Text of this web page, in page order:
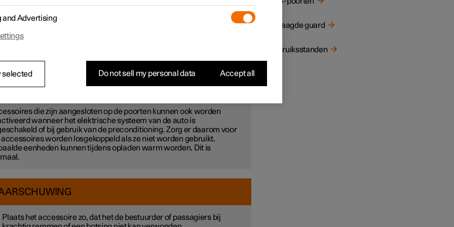
poorten kunnen worden gebruikt voor het laden van bijvoorbeeld een
of een tablet.
nog ca. 10 minuten actief.
die zijn aangesloten op de poorten kunnen ook worden
wanneer het elektrische systeem van de auto is
of bij gebruik van de preconditioning. Zorg er daarom voor
worden losgekoppeld als ze niet worden gebruikt.
eenheden kunnen tijdens opladen warm worden. Dit is
Plaats het accessoire zo, dat het de bestuurder of passagiers bij
Verlaagde guard
Gebruiksstanden
and Advertising
selected Do not sell my personal data Accept all